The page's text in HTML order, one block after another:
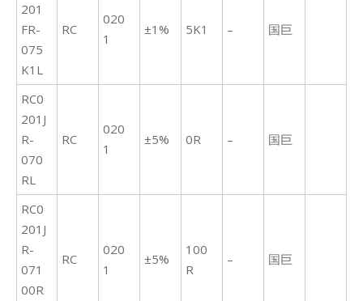
201
FR-
075
K1L
RC
020
1
±1% 5K1 – 国巨
RC0
201J
R-
070
RL
RC
020
1
±5% 0R – 国巨
RC0
201J
R-
071
00R
RC
020
1
±5%
100
R
– 国巨